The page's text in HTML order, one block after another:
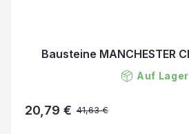
Bausteine MANCHESTER
Auf Lager
41,63 €
20,79 €